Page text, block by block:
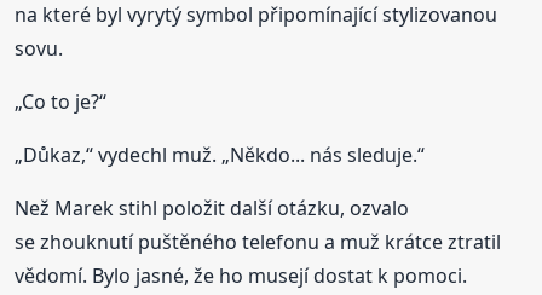
na které byl vyrytý symbol připomínající stylizovanou
sovu.
„Co to je?“
„Důkaz,“ vydechl muž. „Někdo... nás sleduje.“
Než Marek stihl položit další otázku, ozvalo
se zhouknutí puštěného telefonu a muž krátce ztratil
vědomí. Bylo jasné, že ho musejí dostat k pomoci.